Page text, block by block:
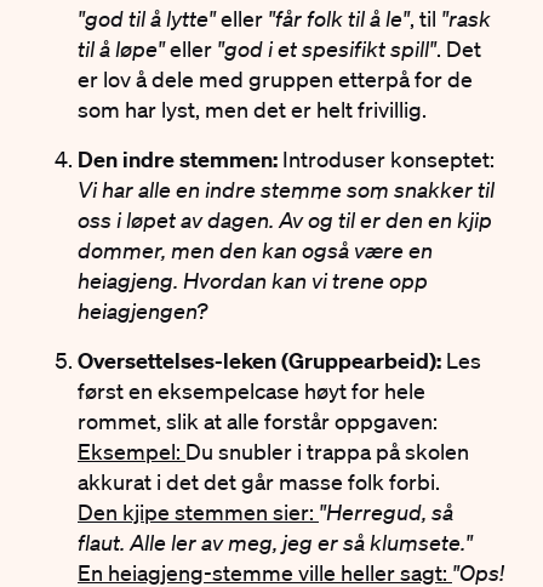
"god til å lytte"eller "får folk til å le", til "rask
til å løpe"eller "god i et spesifikt spill". Det
er lov å dele med gruppen etterpå for de
som har lyst, men det er helt frivillig.
Den indre stemmen: Introduser konseptet:
Vi har alle en indre stemme som snakker til
oss i løpet av dagen. Av og til er den en kjip
dommer, men den kan også være en
heiagjeng. Hvordan kan vi trene opp
heiagjengen?
Oversettelses-leken (Gruppearbeid): Les
først en eksempelcase høyt for hele
rommet, slik at alle forstår oppgaven:
Eksempel: Du snubler i trappa på skolen
akkurat i det det går masse folk forbi.
Den kjipe stemmen sier: "Herregud, så
flaut. Alle ler av meg, jeg er så klumsete."
En heiagjeng-stemme ville heller sagt: "Ops!